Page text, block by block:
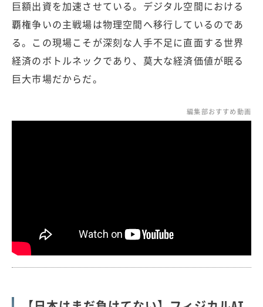
巨額出資を加速させている。デジタル空間における
覇権争いの主戦場は物理空間へ移行しているのであ
る。この現場こそが深刻な人手不足に直面する世界
経済のボトルネックであり、莫大な経済価値が眠る
巨大市場だからだ。
編集部おすすめ動画